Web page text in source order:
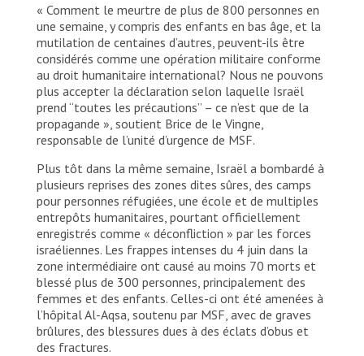
« Comment le meurtre de plus de 800 personnes en
une semaine, y compris des enfants en bas âge, et la
mutilation de centaines d’autres, peuvent-ils être
considérés comme une opération militaire conforme
au droit humanitaire international? Nous ne pouvons
plus accepter la déclaration selon laquelle Israël
prend “toutes les précautions” – ce n’est que de la
propagande », soutient Brice de le Vingne,
responsable de l’unité d’urgence de MSF.
Plus tôt dans la même semaine, Israël a bombardé à
plusieurs reprises des zones dites sûres, des camps
pour personnes réfugiées, une école et de multiples
entrepôts humanitaires, pourtant officiellement
enregistrés comme « déconfliction » par les forces
israéliennes. Les frappes intenses du 4 juin dans la
zone intermédiaire ont causé au moins 70 morts et
blessé plus de 300 personnes, principalement des
femmes et des enfants. Celles-ci ont été amenées à
l’hôpital Al-Aqsa, soutenu par MSF, avec de graves
brûlures, des blessures dues à des éclats d’obus et
des fractures.